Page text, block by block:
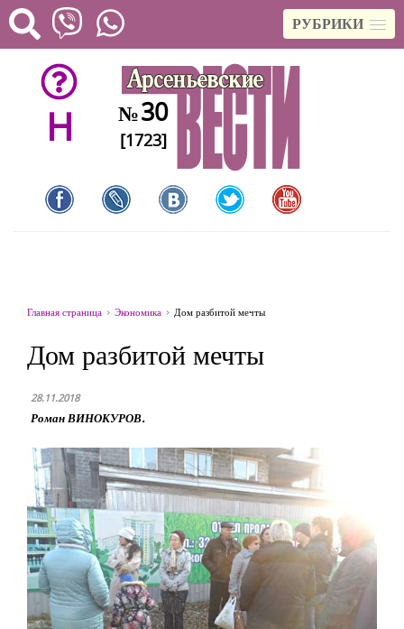
РУБРИКИ
H №30
[1723]
Главная страница Экономика Дом разбитой мечты
Дом разбитой мечты
28.11.2018
Роман ВИНОКУРОВ.